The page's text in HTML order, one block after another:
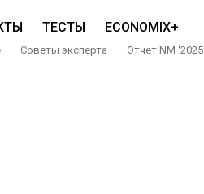
ТЕСТЫ ECONOMIX+
Советы эксперта Отчет NM ‘2025